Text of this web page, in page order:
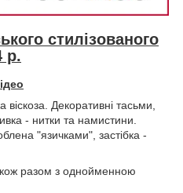
стилізованого
р.
Декоративні тасьми,
- нитки та намистини.
"язичками", застібка -
разом з однойменною